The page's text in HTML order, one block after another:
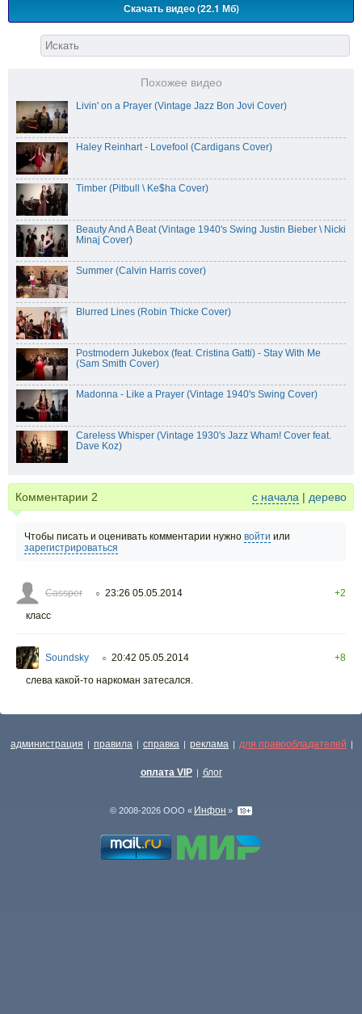
Скачать видео (22.1 Мб)
Похожее видео
Livin' on a Prayer (Vintage Jazz Bon Jovi Cover)
Haley Reinhart - Lovefool (Cardigans Cover)
Timber (Pitbull \ Ke$ha Cover)
Beauty And A Beat (Vintage 1940's Swing Justin Bieber \ Nicki
Minaj Cover)
Summer (Calvin Harris cover)
Blurred Lines (Robin Thicke Cover)
Postmodern Jukebox (feat. Cristina Gatti) - Stay With Me
(Sam Smith Cover)
Madonna - Like a Prayer (Vintage 1940's Swing Cover)
Careless Whisper (Vintage 1930's Jazz Wham! Cover feat.
Dave Koz)
Комментарии 2 с начала | дерево
Чтобы писать и оценивать комментарии нужно войти или
зарегистрироваться
Cassper ○ 23:26 05.05.2014
+2
класс
Soundsky ○ 20:42 05.05.2014
+8
слева какой-то наркоман затесался.
администрация | правила | справка | реклама | для правообладателей |
оплата VIP | блог
© 2008-2026 ООО « Инфон »